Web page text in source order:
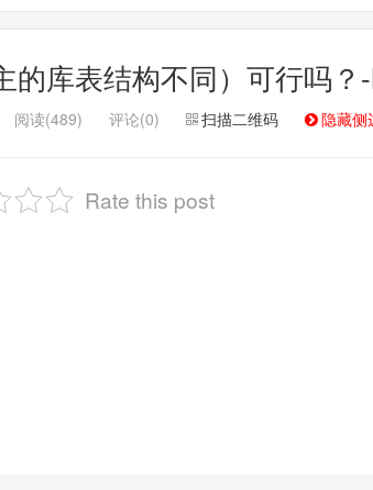
的库表结构不同）可行吗？
阅读(489) 评论(0) 扫描二维码 隐藏侧
Rate this post